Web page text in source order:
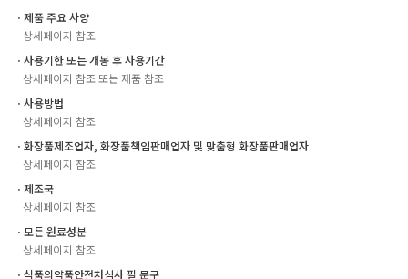
ㆍ제품 주요 사양
상세페이지 참조
ㆍ사용기한 또는 개봉 후 사용기간
상세페이지 참조 또는 제품 참조
ㆍ사용방법
상세페이지 참조
ㆍ화장품제조업자, 화장품책임판매업자 및 맞춤형 화장품판매업자
상세페이지 참조
ㆍ제조국
상세페이지 참조
ㆍ모든 원료성분
상세페이지 참조
ㆍ식품의약품안전처심사 필 문구